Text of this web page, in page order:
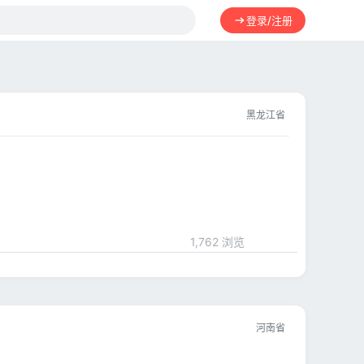
登录/注册
黑龙江省
1,762 浏览
河南省